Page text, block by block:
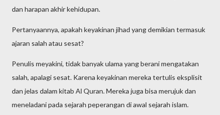
dan harapan akhir kehidupan.
Pertanyaannya, apakah keyakinan jihad yang demikian termasuk
ajaran salah atau sesat?
Penulis meyakini, tidak banyak ulama yang berani mengatakan
salah, apalagi sesat. Karena keyakinan mereka tertulis eksplisit
dan jelas dalam kitab Al Quran. Mereka juga bisa merujuk dan
meneladani pada sejarah peperangan di awal sejarah islam.